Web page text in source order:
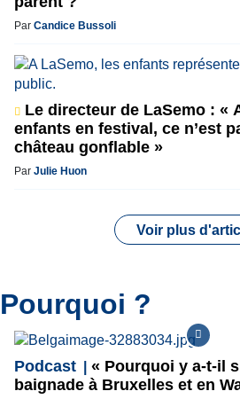
Par Candice Bussoli
Le directeur de LaSemo : «
enfants en festival, ce n’est
château gonflable »
Par Julie Huon
Voir plus
Pourquoi ?
Podcast
« Pourquoi y a-t-il
baignade à Bruxelles et en